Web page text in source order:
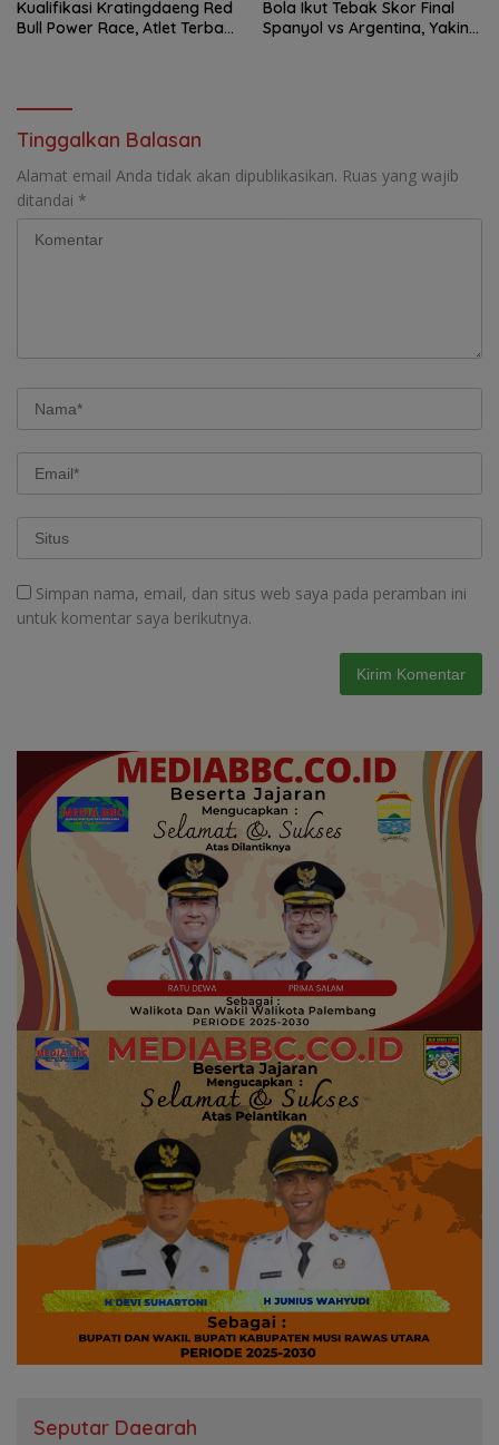
Kualifikasi Kratingdaeng Red
Bull Power Race, Atlet Terbaik
Bola Ikut Tebak Skor Final
Spanyol vs Argentina, Yakin
Tinggalkan Balasan
Alamat email Anda tidak akan dipublikasikan. Ruas yang wajib
ditandai *
Simpan nama, email, dan situs web saya pada peramban ini
untuk komentar saya berikutnya.
Seputar Daearah